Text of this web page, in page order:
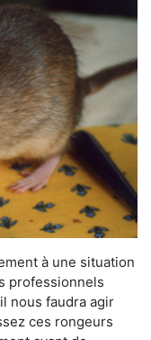
à une situation
professionnels
nous faudra agir
ces rongeurs